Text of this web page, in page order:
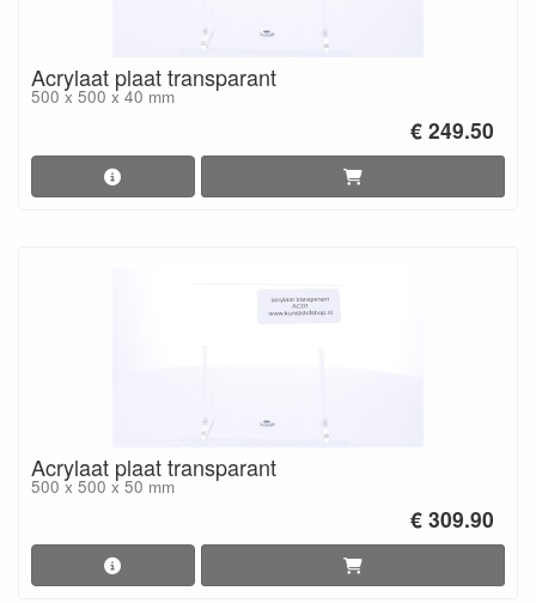
Acrylaat plaat transparant
500 x 500 x 40 mm
€ 249.50
Acrylaat plaat transparant
500 x 500 x 50 mm
€ 309.90